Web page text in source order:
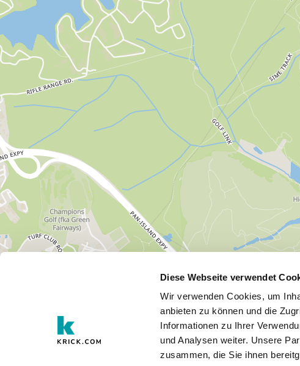
Diese Webseite verwendet
Wir verwenden Cookies, um
anbieten zu können und die
Informationen zu Ihrer
und Analysen weiter. Unsere
zusammen, die Sie ihnen